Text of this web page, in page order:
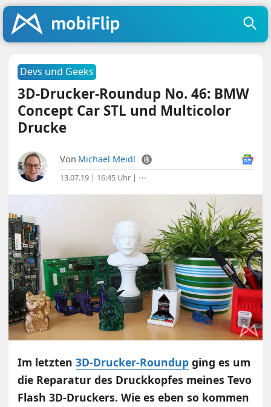
Devs und Geeks
3D-Drucker-Roundup No. 46: BMW
Concept Car STL und Multicolor
Drucke
Von Michael Meidl
13.07.19 | 16:45 Uhr | ⋯
Im letzten3D-Drucker-Roundup ging es um
die Reparatur des Druckkopfes meines Tevo
Flash 3D-Druckers. Wie es eben so kommen